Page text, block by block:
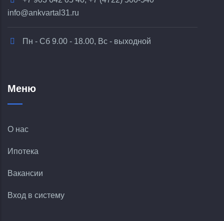
info@ankvartal31.ru
Пн - Сб 9.00 - 18.00, Вс - выходной
Меню
О нас
Ипотека
Вакансии
Вход в систему